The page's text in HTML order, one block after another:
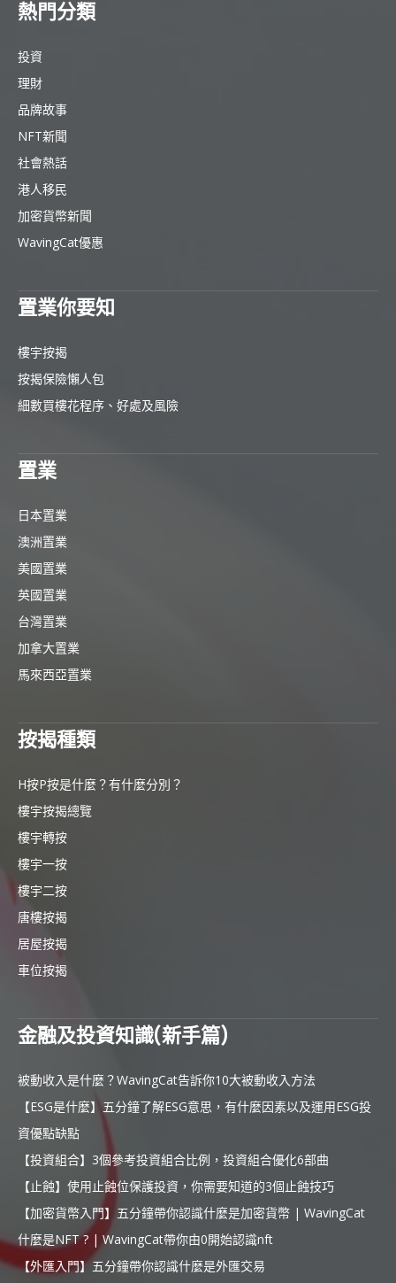
熱門分類
投資
理財
品牌故事
NFT新聞
社會熱話
港人移民
加密貨幣新聞
WavingCat優惠
置業你要知
樓宇按揭
按揭保險懶人包
細數買樓花程序、好處及風險
置業
日本置業
澳洲置業
美國置業
英國置業
台灣置業
加拿大置業
馬來西亞置業
按揭種類
H按P按是什麼？有什麼分別？
樓宇按揭總覽
樓宇轉按
樓宇一按
樓宇二按
唐樓按揭
居屋按揭
車位按揭
金融及投資知識(新手篇)
被動收入是什麼？WavingCat告訴你10大被動收入方法
【ESG是什麼】五分鐘了解ESG意思，有什麼因素以及運用ESG投
資優點缺點
【投資組合】3個參考投資組合比例，投資組合優化6部曲
【止蝕】使用止蝕位保護投資，你需要知道的3個止蝕技巧
【加密貨幣入門】五分鐘帶你認識什麼是加密貨幣 | WavingCat
什麼是NFT ? | WavingCat帶你由0開始認識nft
【外匯入門】五分鐘帶你認識什麼是外匯交易